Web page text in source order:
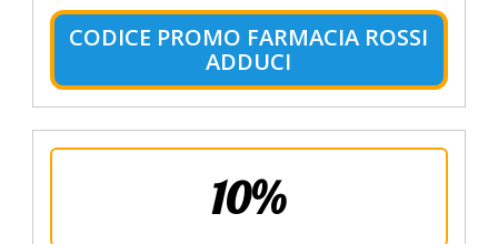
CODICE PROMO FARMACIA ROSSI
ADDUCI
10%